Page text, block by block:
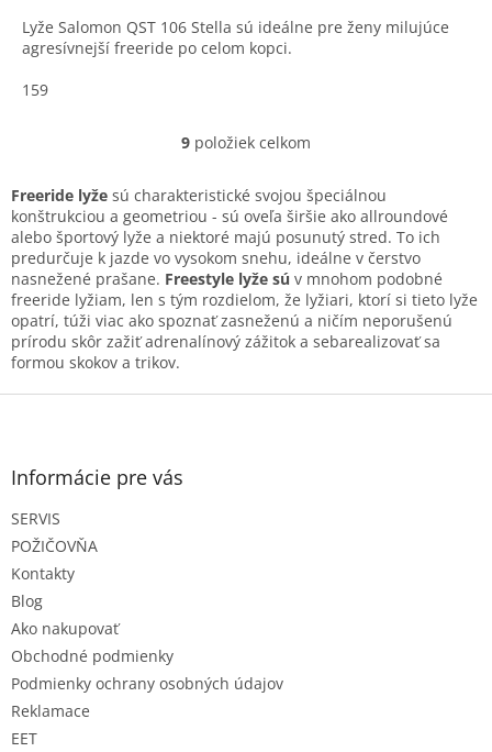
Lyže Salomon QST 106 Stella sú ideálne pre ženy milujúce
agresívnejší freeride po celom kopci.
159
O
l
á
d
a
c
i
e
p
k
9 položiek celkom
Freeride lyže sú charakteristické svojou špeciálnou
konštrukciou a geometriou - sú oveľa širšie ako allroundové
alebo športový lyže a niektoré majú posunutý stred. To ich
predurčuje k jazde vo vysokom snehu, ideálne v čerstvo
nasnežené prašane. Freestyle lyže sú v mnohom podobné
freeride lyžiam, len s tým rozdielom, že lyžiari, ktorí si tieto lyže
opatrí, túži viac ako spoznať zasneženú a ničím neporušenú
prírodu skôr zažiť adrenalínový zážitok a sebarealizovať sa
formou skokov a trikov.
Z
Informácie pre vás
SERVIS
POŽIČOVŇA
Kontakty
Blog
Ako nakupovať
Obchodné podmienky
Podmienky ochrany osobných údajov
Reklamace
EET